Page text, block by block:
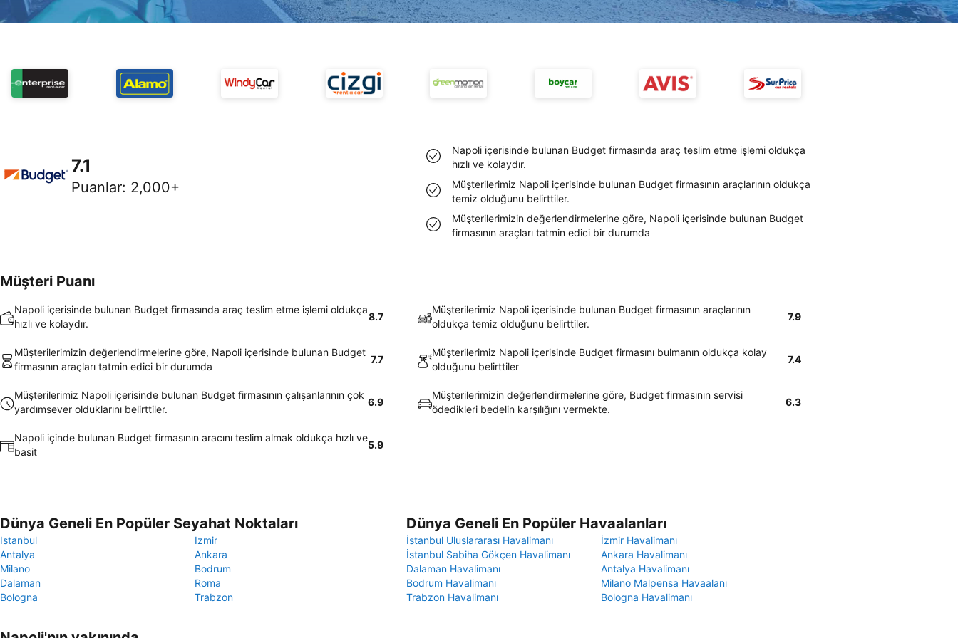
7.1
Puanlar: 2,000+
Napoli içerisinde bulunan Budget firmasında araç teslim etme işlemi oldukça
hızlı ve kolaydır.
Müşterilerimiz Napoli içerisinde bulunan Budget firmasının araçlarının oldukça
temiz olduğunu belirttiler.
Müşterilerimizin değerlendirmelerine göre, Napoli içerisinde bulunan Budget
firmasının araçları tatmin edici bir durumda
Müşteri Puanı
Napoli içerisinde bulunan Budget firmasında araç teslim etme işlemi oldukça
hızlı ve kolaydır.
8.7
Müşterilerimiz Napoli içerisinde bulunan Budget firmasının araçlarının
oldukça temiz olduğunu belirttiler.
7.9
Müşterilerimizin değerlendirmelerine göre, Napoli içerisinde bulunan Budget
firmasının araçları tatmin edici bir durumda
7.7
Müşterilerimiz Napoli içerisinde Budget firmasını bulmanın oldukça kolay
olduğunu belirttiler
7.4
Müşterilerimiz Napoli içerisinde bulunan Budget firmasının çalışanlarının çok
yardımsever olduklarını belirttiler.
6.9
Müşterilerimizin değerlendirmelerine göre, Budget firmasının servisi
ödedikleri bedelin karşılığını vermekte.
6.3
Napoli içinde bulunan Budget firmasının aracını teslim almak oldukça hızlı ve
basit
5.9
Dünya Geneli En Popüler Seyahat Noktaları
Istanbul
Izmir
Antalya
Ankara
Milano
Bodrum
Dalaman
Roma
Bologna
Trabzon
Dünya Geneli En Popüler Havaalanları
İstanbul Uluslararası Havalimanı
İzmir Havalimanı
İstanbul Sabiha Gökçen Havalimanı
Ankara Havalimanı
Dalaman Havalimanı
Antalya Havalimanı
Bodrum Havalimanı
Milano Malpensa Havaalanı
Trabzon Havalimanı
Bologna Havalimanı